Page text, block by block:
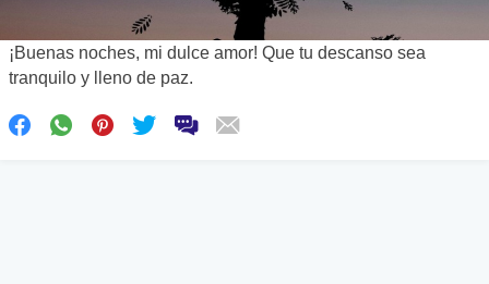
¡Buenas noches, mi dulce amor! Que tu descanso sea
tranquilo y lleno de paz.